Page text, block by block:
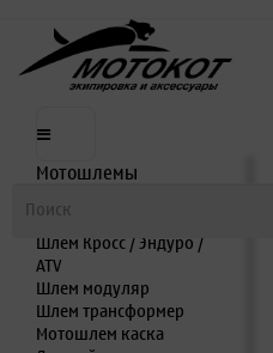
Мотошлемы
Шлем полулицевик
Шлем Кросс / Эндуро /
ATV
Шлем модуляр
Шлем трансформер
Мотошлем каска